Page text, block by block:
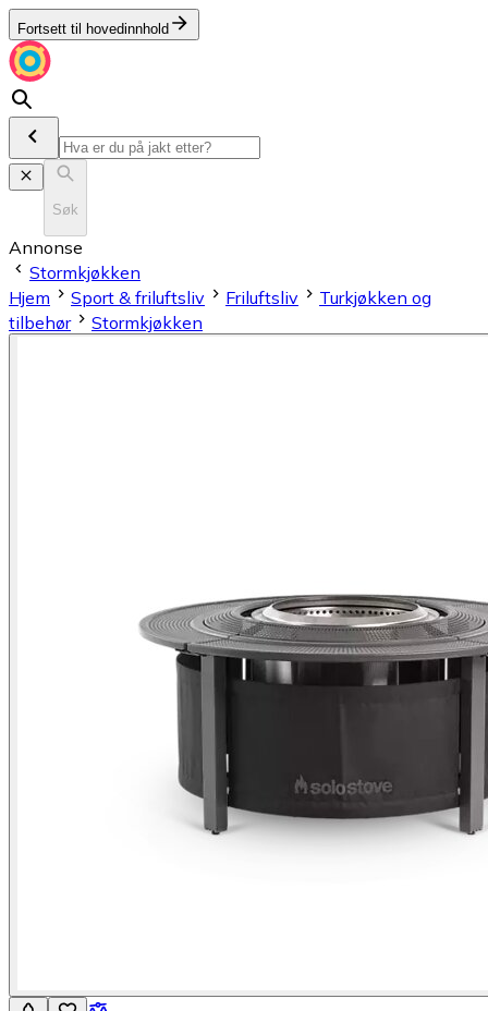
Fortsett til hovedinnhold
Søk
Annonse
Stormkjøkken
Hjem
Sport & friluftsliv Friluftsliv
Turkjøkken og
tilbehør
Stormkjøkken